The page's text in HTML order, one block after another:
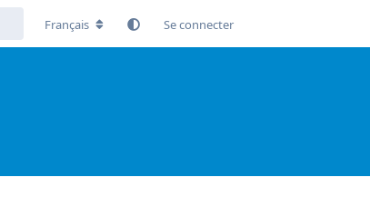
Français Se connecter